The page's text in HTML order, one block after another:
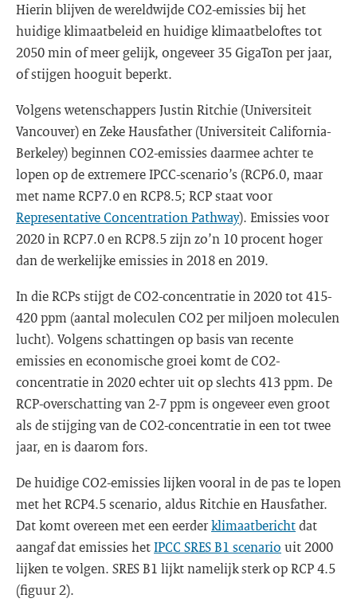
Hierin blijven de wereldwijde CO2-emissies bij het
huidige klimaatbeleid en huidige klimaatbeloftes tot
2050 min of meer gelijk, ongeveer 35 GigaTon per jaar,
of stijgen hooguit beperkt.
Volgens wetenschappers Justin Ritchie (Universiteit
Vancouver) en Zeke Hausfather (Universiteit California-
Berkeley) beginnen CO2-emissies daarmee achter te
lopen op de extremere IPCC-scenario’s (RCP6.0, maar
met name RCP7.0 en RCP8.5; RCP staat voor
Representative Concentration Pathway). Emissies voor
2020 in RCP7.0 en RCP8.5 zijn zo’n 10 procent hoger
dan de werkelijke emissies in 2018 en 2019.
In die RCPs stijgt de CO2-concentratie in 2020 tot 415-
420 ppm (aantal moleculen CO2 per miljoen moleculen
lucht). Volgens schattingen op basis van recente
emissies en economische groei komt de CO2-
concentratie in 2020 echter uit op slechts 413 ppm. De
RCP-overschatting van 2-7 ppm is ongeveer even groot
als de stijging van de CO2-concentratie in een tot twee
jaar, en is daarom fors.
De huidige CO2-emissies lijken vooral in de pas te lopen
met het RCP4.5 scenario, aldus Ritchie en Hausfather.
Dat komt overeen met een eerderklimaatberichtdat
aangaf dat emissies hetIPCC SRES B1 scenario uit 2000
lijken te volgen. SRES B1 lijkt namelijk sterk op RCP 4.5
(figuur 2).